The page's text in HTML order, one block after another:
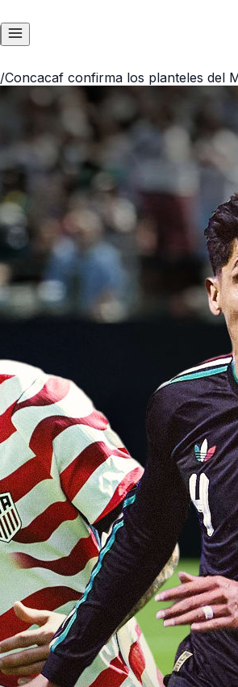
/Concacaf confirma los planteles del